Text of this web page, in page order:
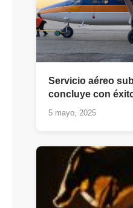
Servicio aéreo
concluye con
5 mayo, 2025